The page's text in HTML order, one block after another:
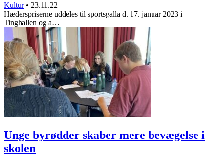
Kultur • 23.11.22
Hæderspriserne uddeles til sportsgalla d. 17. januar 2023 i
Tinghallen og a…
Unge byrødder skaber mere bevægelse i
skolen